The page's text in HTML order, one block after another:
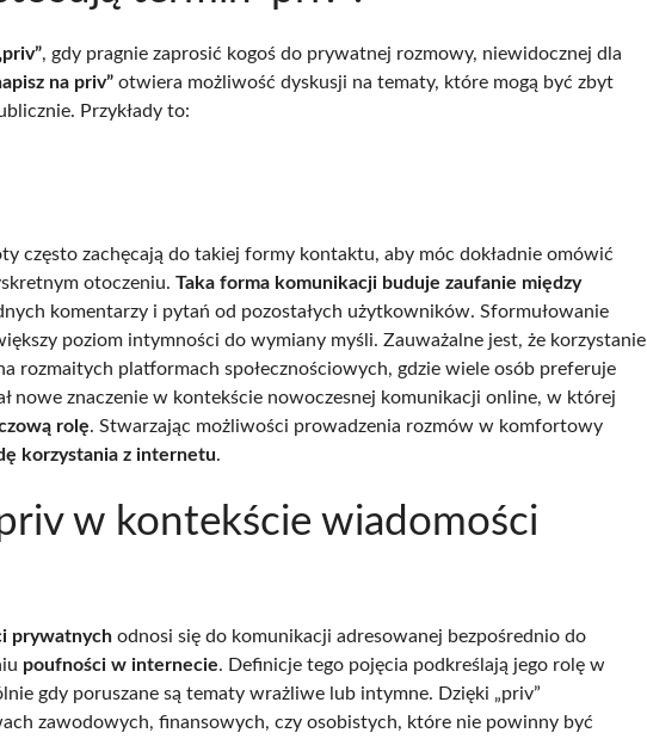
, gdy pragnie zaprosić kogoś do prywatnej rozmowy, niewidocznej dla
na priv” otwiera możliwość dyskusji na tematy, które mogą być zbyt
Przykłady to:
często zachęcają do takiej formy kontaktu, aby móc dokładnie omówić
otoczeniu. Taka forma komunikacji buduje zaufanie między
komentarzy i pytań od pozostałych użytkowników. Sformułowanie
poziom intymności do wymiany myśli. Zauważalne jest, że korzystanie
rozmaitych platformach społecznościowych, gdzie wiele osób preferuje
nowe znaczenie w kontekście nowoczesnej komunikacji online, w której
rolę. Stwarzając możliwości prowadzenia rozmów w komfortowy
korzystania z internetu.
w kontekście wiadomości
prywatnych odnosi się do komunikacji adresowanej bezpośrednio do
poufności w internecie. Definicje tego pojęcia podkreślają jego rolę w
gdy poruszane są tematy wrażliwe lub intymne. Dzięki „priv”
zawodowych, finansowych, czy osobistych, które nie powinny być